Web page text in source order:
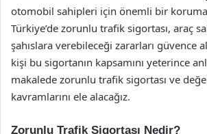
otomobil sahipleri için önemli bir koruma
Türkiye’de zorunlu trafik sigortası, araç
şahıslara verebileceği zararları güvence
kişi bu sigortanın kapsamını yeterince
makalede zorunlu trafik sigortası ve
kavramlarını ele alacağız.
Zorunlu Trafik Sigortası Nedir?